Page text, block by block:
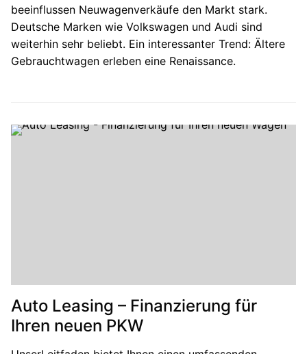
beeinflussen Neuwagenverkäufe den Markt stark.
Deutsche Marken wie Volkswagen und Audi sind
weiterhin sehr beliebt. Ein interessanter Trend: Ältere
Gebrauchtwagen erleben eine Renaissance.
Auto Leasing – Finanzierung für
Ihren neuen PKW